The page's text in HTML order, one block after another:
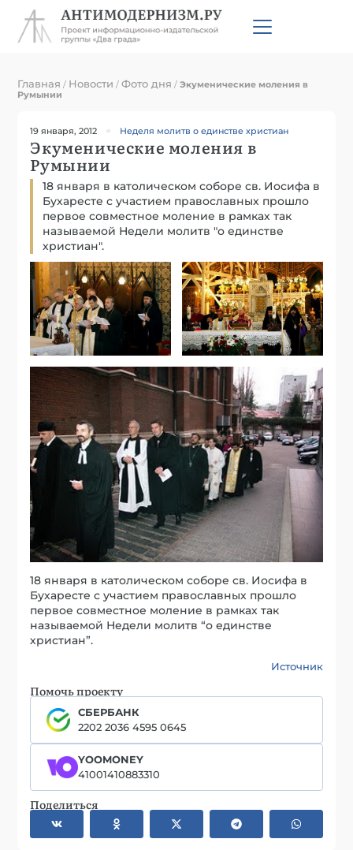
Главная / Новости /Фото дня /Экуменические моления в
Румынии
19 января, 2012 Неделя молитв о единстве христиан
Экуменические моления в
Румынии
18 января в католическом соборе св. Иосифа в
Бухаресте с участием православных прошло
первое совместное моление в рамках так
называемой Недели молитв "о единстве
христиан".
18 января в католическом соборе св. Иосифа в
Бухаресте с участием православных прошло
первое совместное моление в рамках так
называемой Недели молитв “о единстве
христиан”.
Источник
Помочь проекту
СБЕРБАНК
2202 2036 4595 0645
YOOMONEY
41001410883310
Поделиться